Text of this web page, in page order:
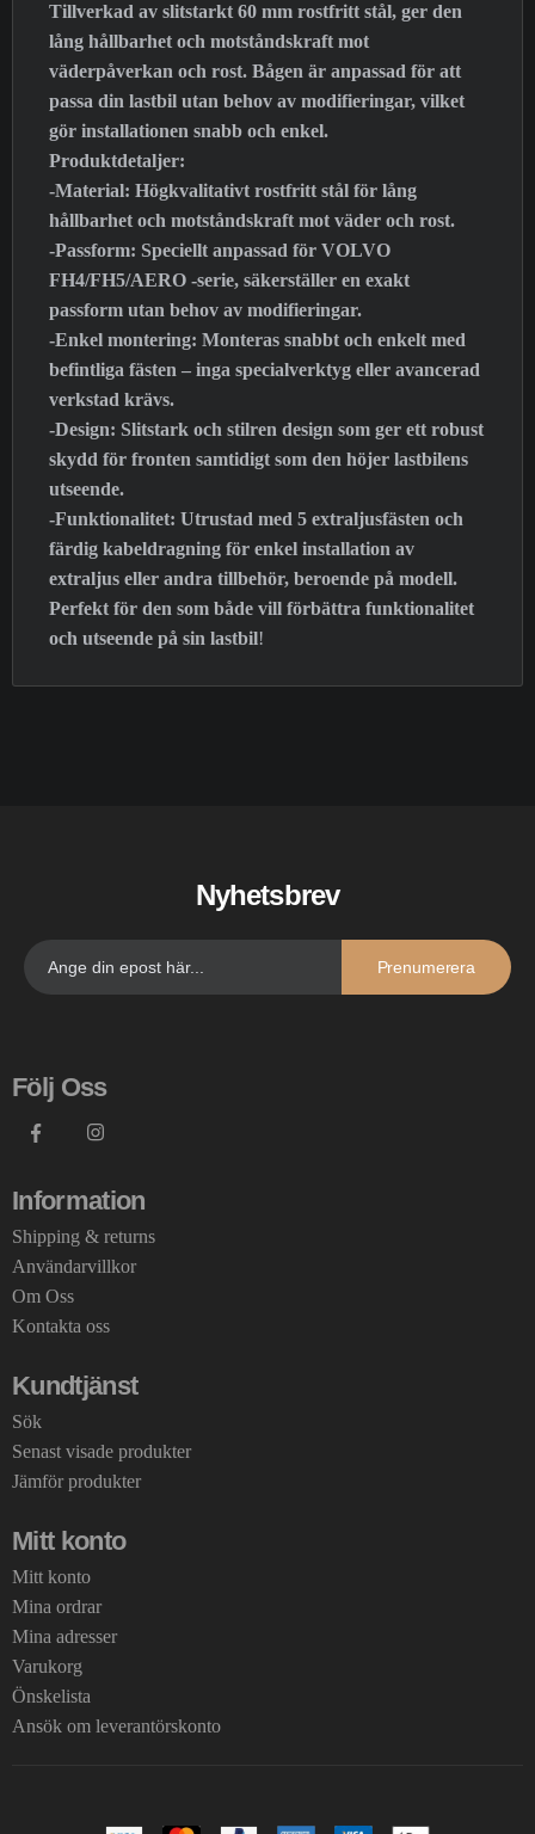
Tillverkad av slitstarkt 60 mm rostfritt stål, ger den
lång hållbarhet och motståndskraft mot
väderpåverkan och rost. Bågen är anpassad för att
passa din lastbil utan behov av modifieringar, vilket
gör installationen snabb och enkel.
Produktdetaljer:
-Material: Högkvalitativt rostfritt stål för lång
hållbarhet och motståndskraft mot väder och rost.
-Passform: Speciellt anpassad för VOLVO
FH4/FH5/AERO -serie, säkerställer en exakt
passform utan behov av modifieringar.
-Enkel montering: Monteras snabbt och enkelt med
befintliga fästen – inga specialverktyg eller avancerad
verkstad krävs.
-Design: Slitstark och stilren design som ger ett robust
skydd för fronten samtidigt som den höjer lastbilens
utseende.
-Funktionalitet: Utrustad med 5 extraljusfästen och
färdig kabeldragning för enkel installation av
extraljus eller andra tillbehör, beroende på modell.
Perfekt för den som både vill förbättra funktionalitet
och utseende på sin lastbil!
Nyhetsbrev
Prenumerera
Följ Oss
Information
Shipping & returns
Användarvillkor
Om Oss
Kontakta oss
Kundtjänst
Sök
Senast visade produkter
Jämför produkter
Mitt konto
Mitt konto
Mina ordrar
Mina adresser
Varukorg
Önskelista
Ansök om leverantörskonto